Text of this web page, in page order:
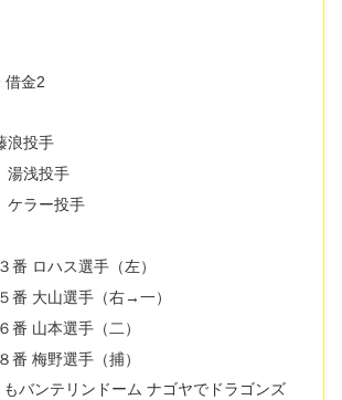
借金2
浪投手
湯浅投手
ケラー投手
番 ロハス選手（左）
番 大山選手（右→一）
番 山本選手（二）
番 梅野選手（捕）
バンテリンドーム ナゴヤでドラゴンズ